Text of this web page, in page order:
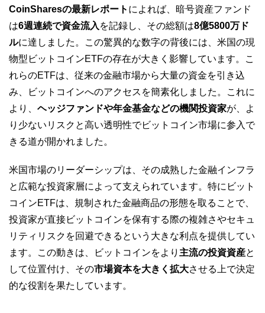
CoinSharesの最新レポート によれば、暗号資産ファンド
は6週連続で資金流入 を記録し、その総額は8億5800万ド
ルに達しました。この驚異的な数字の背後には、米国の現
物型ビットコインETFの存在が大きく影響しています。こ
れらのETFは、従来の金融市場から大量の資金を引き込
み、ビットコインへのアクセスを簡素化しました。これに
より、 ヘッジファンドや年金基金などの機関投資家が、よ
り少ないリスクと高い透明性でビットコイン市場に参入で
きる道が開かれました。
米国市場のリーダーシップは、その成熟した金融インフラ
と広範な投資家層によって支えられています。特にビット
コインETFは、規制された金融商品の形態を取ることで、
投資家が直接ビットコインを保有する際の複雑さやセキュ
リティリスクを回避できるという大きな利点を提供してい
ます。この動きは、ビットコインをより 主流の投資資産と
して位置付け、その市場資本を大きく拡大させる上で決定
的な役割を果たしています。